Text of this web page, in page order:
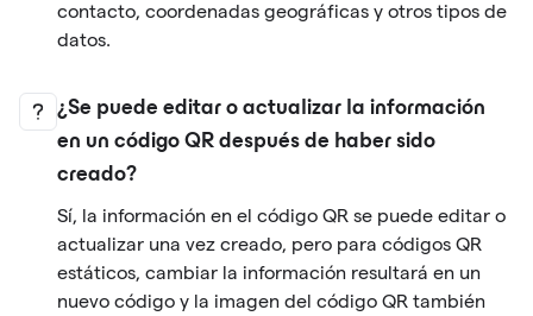
contacto, coordenadas geográficas y otros tipos de
datos.
¿Se puede editar o actualizar la información
en un código QR después de haber sido
creado?
Sí, la información en el código QR se puede editar o
actualizar una vez creado, pero para códigos QR
estáticos, cambiar la información resultará en un
nuevo código y la imagen del código QR también